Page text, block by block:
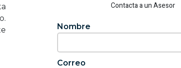
Contacta a un Asesor
Nombre
Correo